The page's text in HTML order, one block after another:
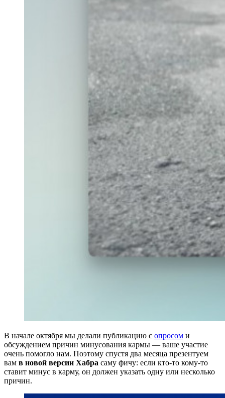
В начале октября мы делали публикацию с опросом и
обсуждением причин минусования кармы — ваше участие
очень помогло нам. Поэтому спустя два месяца презентуем
вам в новой версии Хабра саму фичу: если кто-то кому-то
ставит минус в карму, он должен указать одну или несколько
причин.